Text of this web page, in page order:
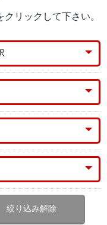
リックして下さい。